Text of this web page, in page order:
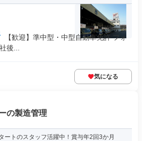
【歓迎】準中型・中型自動車免許 フォ
後...
気になる
の製造管理
ートのスタッフ活躍中！賞与年2回3か月